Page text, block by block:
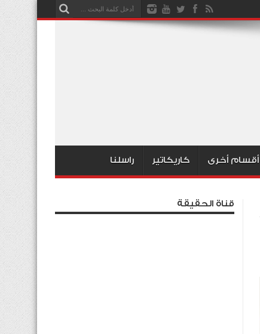
أقسام أخرى كاريكاتير راسلنا
قناة الحقيقة